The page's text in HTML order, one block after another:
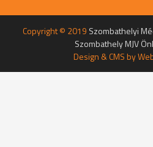
Copyright © 2019 Szombathelyi
Szombathely MJV
Design & CMS by